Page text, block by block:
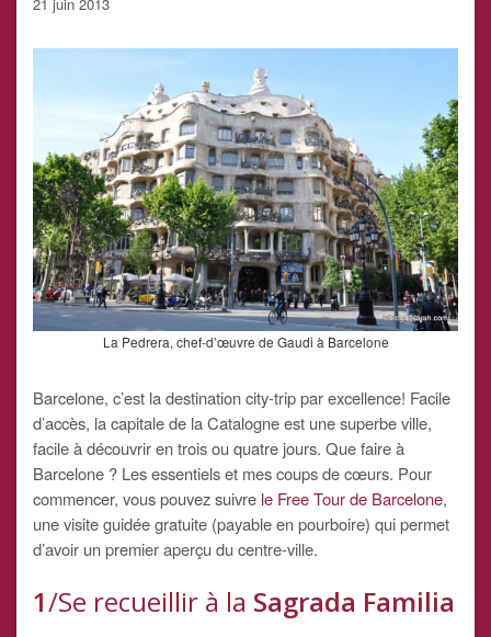
La Pedrera, chef-d’œuvre de Gaudi à Barcelone
Barcelone, c’est la destination city-trip par excellence! Facile
d’accès, la capitale de la Catalogne est une superbe ville,
facile à découvrir en trois ou quatre jours. Que faire à
Barcelone ? Les essentiels et mes coups de cœurs. Pour
commencer, vous pouvez suivre le Free Tour de Barcelone,
une visite guidée gratuite (payable en pourboire) qui permet
d’avoir un premier aperçu du centre-ville.
1/Se recueillir à la Sagrada Familia